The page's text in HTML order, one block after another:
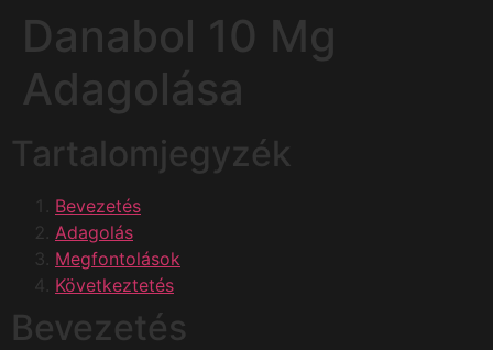
Danabol 10 Mg
Adagolása
Tartalomjegyzék
Bevezetés
Adagolás
Megfontolások
Következtetés
Bevezetés